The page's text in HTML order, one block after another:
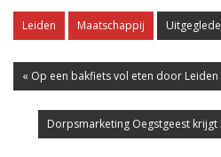
Leiden Maatschappij
« Op een bakfiets vol eten door
Dorpsmarketing Oegstgeest krijgt